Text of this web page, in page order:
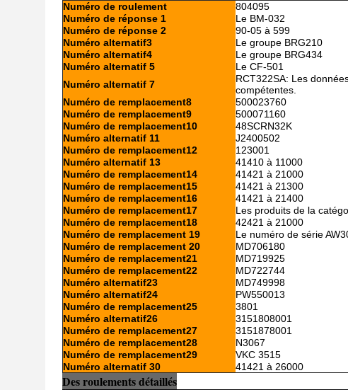
Numéro de roulement
804095
Numéro de réponse 1
Le BM-032
Numéro de réponse 2
90-05 à 599
Numéro alternatif3
Le groupe BRG210
Numéro alternatif4
Le groupe BRG434
Numéro alternatif 5
Le CF-501
Numéro alternatif 7
RCT322SA: Les
compétentes.
Numéro de remplacement8
500023760
Numéro de remplacement9
500071160
Numéro de remplacement10
48SCRN32K
Numéro alternatif 11
J2400502
Numéro de remplacement12
123001
Numéro alternatif 13
41410 à 11000
Numéro de remplacement14
41421 à 21000
Numéro de remplacement15
41421 à 21300
Numéro de remplacement16
41421 à 21400
Numéro de remplacement17
Les produits de la
Numéro de remplacement18
42421 à 21000
Numéro de remplacement 19
Le numéro de série
Numéro de remplacement 20
MD706180
Numéro de remplacement21
MD719925
Numéro de remplacement22
MD722744
Numéro alternatif23
MD749998
Numéro alternatif24
PW550013
Numéro de remplacement25
3801
Numéro alternatif26
3151808001
Numéro de remplacement27
3151878001
Numéro de remplacement28
N3067
Numéro de remplacement29
VKC 3515
Numéro alternatif 30
41421 à 26000
Des roulements détaillés